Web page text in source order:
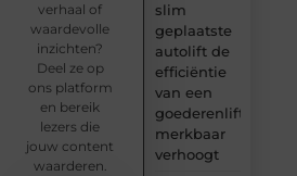
slim
geplaatste
autolift de
efficiëntie
van een
goederenlift
merkbaar
verhoogt
verhaal of
waardevolle
inzichten?
Deel ze op
ons platform
en bereik
lezers die
jouw content
waarderen.